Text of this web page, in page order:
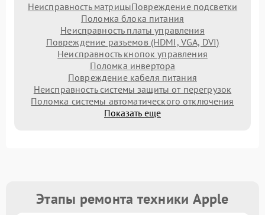
Неисправность матрицыПовреждение подсветки
Поломка блока питания
Неисправность платы управления
Повреждение разъемов (HDMI, VGA, DVI)
Неисправность кнопок управления
Поломка инвертора
Повреждение кабеля питания
Неисправность системы защиты от перегрузок
Поломка системы автоматического отключения
Показать еще
Этапы ремонта техники Apple